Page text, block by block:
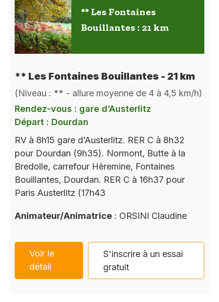
** Les Fontaines
Bouillantes : 21 km
** Les Fontaines Bouillantes - 21 km
(Niveau : ** - allure moyenne de 4 à 4,5 km/h)
Rendez-vous : gare d’Austerlitz
Départ : Dourdan
RV à 8h15 gare d’Austerlitz. RER C à 8h32
pour Dourdan (9h35). Normont, Butte à la
Bredolle, carrefour Hèremine, Fontaines
Bouillantes, Dourdan. RER C à 16h37 pour
Paris Austerlitz (17h43
Animateur/Animatrice : ORSINI Claudine
Voir le
détail
S'inscrire à un essai
gratuit